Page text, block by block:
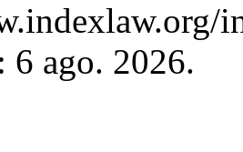
6 ago. 2026.